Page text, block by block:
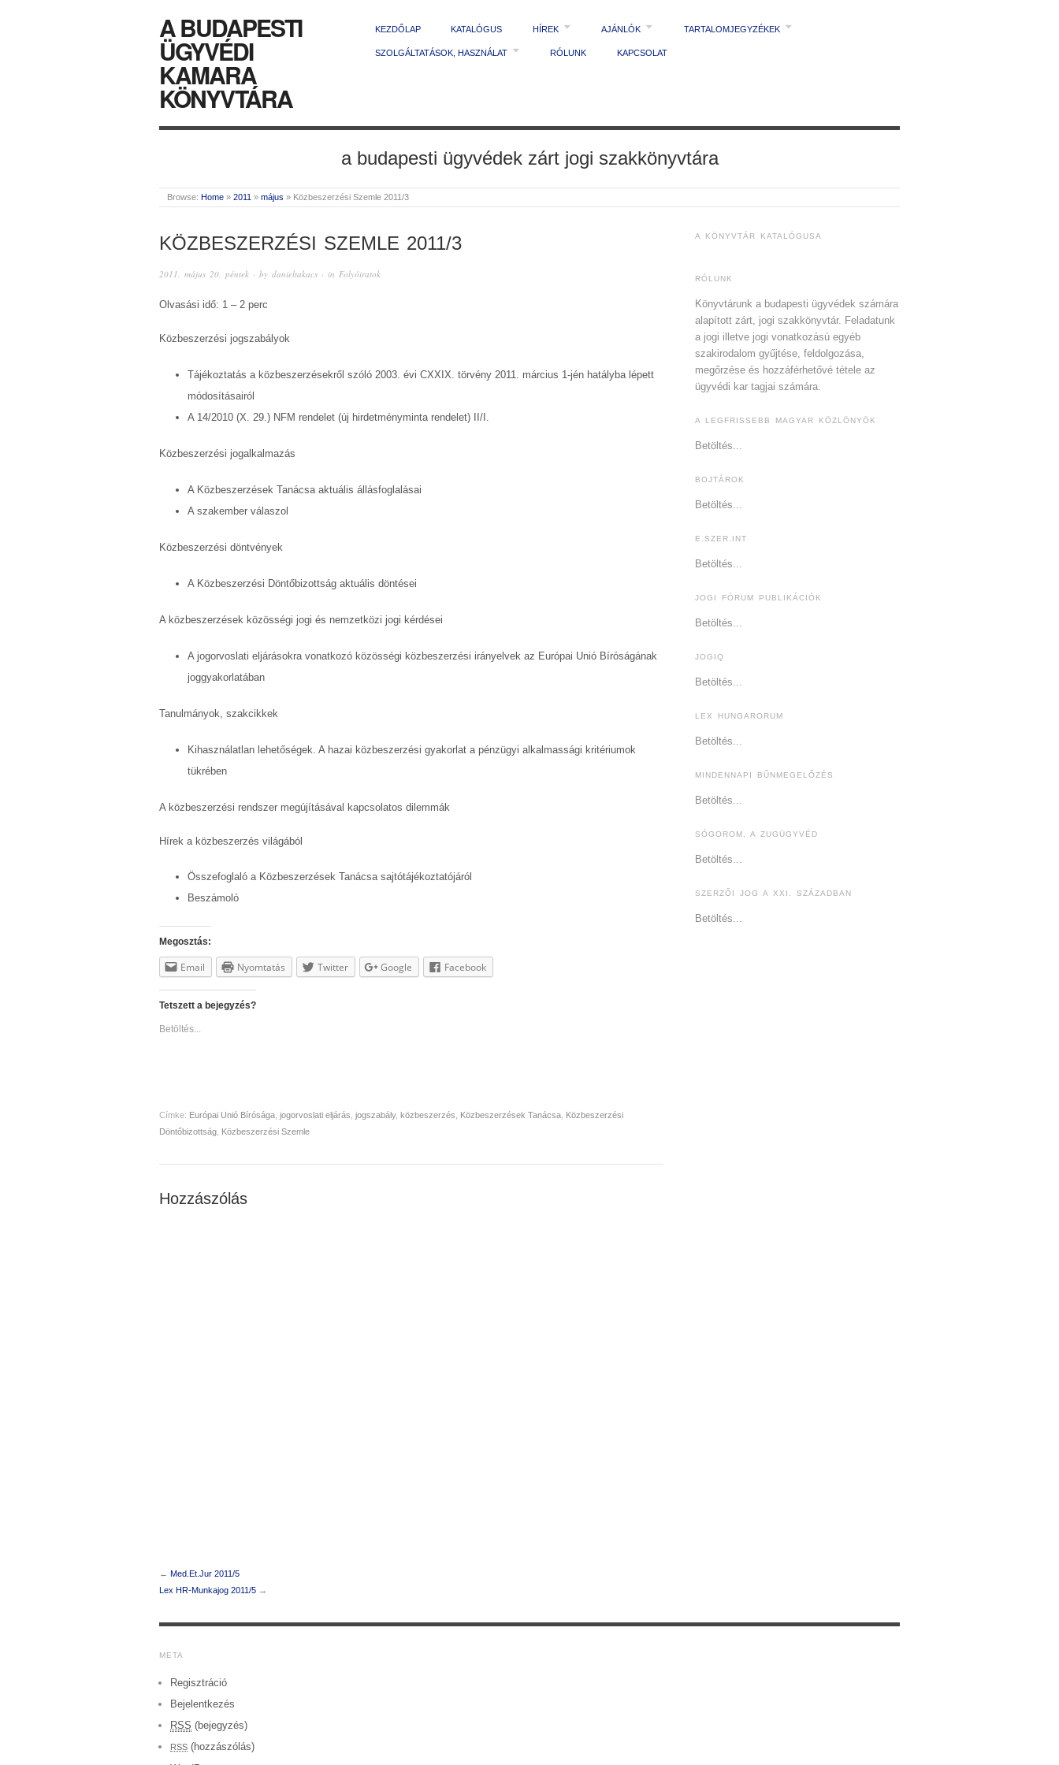
A BUDAPESTI
ÜGYVÉDI
KAMARA
KÖNYVTÁRA
KEZDŐLAP KATALÓGUS HÍREK AJÁNLÓK TARTALOMJEGYZÉKEK
SZOLGÁLTATÁSOK, HASZNÁLAT RÓLUNK KAPCSOLAT
a budapesti ügyvédek zárt jogi szakkönyvtára
Browse: Home » 2011 » május » Közbeszerzési Szemle 2011/3
KÖZBESZERZÉSI SZEMLE 2011/3
2011. május 20. péntek · by danieltakacs · in Folyóiratok
Olvasási idő: 1 – 2 perc
Közbeszerzési jogszabályok
Tájékoztatás a közbeszerzésekről szóló 2003. évi CXXIX. törvény 2011. március 1-jén hatályba lépett
módosításairól
A 14/2010 (X. 29.) NFM rendelet (új hirdetményminta rendelet) II/I.
Közbeszerzési jogalkalmazás
A Közbeszerzések Tanácsa aktuális állásfoglalásai
A szakember válaszol
Közbeszerzési döntvények
A Közbeszerzési Döntőbizottság aktuális döntései
A közbeszerzések közösségi jogi és nemzetközi jogi kérdései
A jogorvoslati eljárásokra vonatkozó közösségi közbeszerzési irányelvek az Európai Unió Bíróságának
joggyakorlatában
Tanulmányok, szakcikkek
Kihasználatlan lehetőségek. A hazai közbeszerzési gyakorlat a pénzügyi alkalmassági kritériumok
tükrében
A közbeszerzési rendszer megújításával kapcsolatos dilemmák
Hírek a közbeszerzés világából
Összefoglaló a Közbeszerzések Tanácsa sajtótájékoztatójáról
Beszámoló
Megosztás:
Email Nyomtatás Twitter Google Facebook
Tetszett a bejegyzés?
Betöltés...
Címke: Európai Unió Bírósága jogorvoslati eljárás jogszabály, közbeszerzés Közbeszerzések Tanácsa Közbeszerzési
Döntőbizottság Közbeszerzési Szemle
Hozzászólás
← Med.Et.Jur 2011/5
Lex HR-Munkajog 2011/5 →
A KÖNYVTÁR KATALÓGUSA
RÓLUNK
Könyvtárunk a budapesti ügyvédek számára
alapított zárt, jogi szakkönyvtár. Feladatunk
a jogi illetve jogi vonatkozású egyéb
szakirodalom gyűjtése, feldolgozása,
megőrzése és hozzáférhetővé tétele az
ügyvédi kar tagjai számára.
A LEGFRISSEBB MAGYAR KÖZLÖNYÖK
Betöltés...
BOJTÁROK
Betöltés...
E.SZER.INT
Betöltés...
JOGI FÓRUM PUBLIKÁCIÓK
Betöltés...
JOGIQ
Betöltés...
LEX HUNGARORUM
Betöltés...
MINDENNAPI BŰNMEGELŐZÉS
Betöltés...
SÓGOROM, A ZUGÜGYVÉD
Betöltés...
SZERZŐI JOG A XXI. SZÁZADBAN
Betöltés...
META
Regisztráció
Bejelentkezés
RSS (bejegyzés)
RSS (hozzászólás)